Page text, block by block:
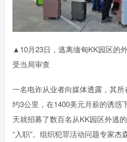
▲10月23日，逃离缅甸KK园区的
受当局审查
一名电诈从业者向媒体透露，其
约3公里，在1400美元月薪的诱惑
天就招募了数百名从KK园区外逃
“入职”。组织犯罪活动问题专家